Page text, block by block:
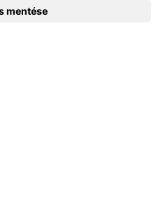
és uraknak szánt